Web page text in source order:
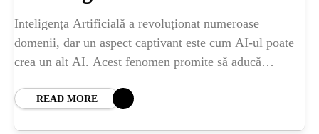
Inteligența Artificială a revoluționat numeroase
domenii, dar un aspect captivant este cum AI-ul poate
crea un alt AI. Acest fenomen promite să aducă
READ MORE